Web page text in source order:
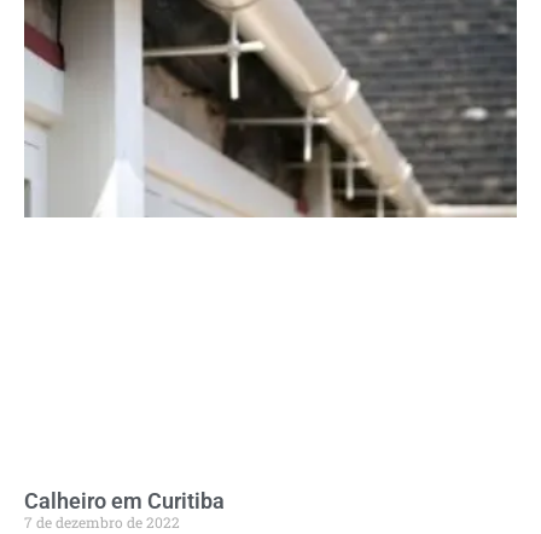
Calheiro em Curitiba
7 de dezembro de 2022